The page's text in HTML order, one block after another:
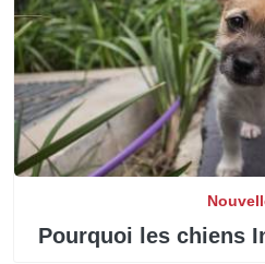
Pourquoi les chiens